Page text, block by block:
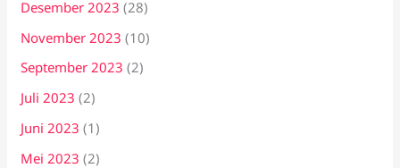
Desember 2023 (28)
November 2023 (10)
September 2023 (2)
Juli 2023 (2)
Juni 2023 (1)
Mei 2023 (2)